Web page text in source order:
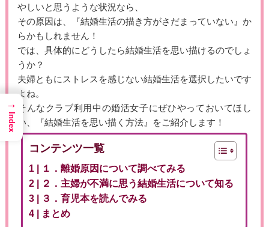
やしいと思うような状況なら、
その原因は、『結婚生活の描き方がさだまっていない』か
らかもしれません！
では、具体的にどうしたら結婚生活を思い描けるのでしょ
うか？
夫婦ともにストレスを感じない結婚生活を選択したいです
よね。
そんなクラブ利用中の婚活女子にぜひやっておいてほし
い、『結婚生活を思い描く方法』をご紹介します！
コンテンツ一覧
１．離婚原因について調べてみる
２．主婦が不満に思う結婚生活について知る
３．育児本を読んでみる
まとめ
→
Index